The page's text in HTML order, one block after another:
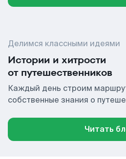
Делимся классными идеями
Истории и хитрости
от путешественников
Каждый день строим
собственные знания о
Читать